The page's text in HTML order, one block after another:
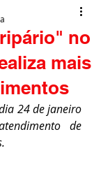
no
mais
24 de janeiro
de